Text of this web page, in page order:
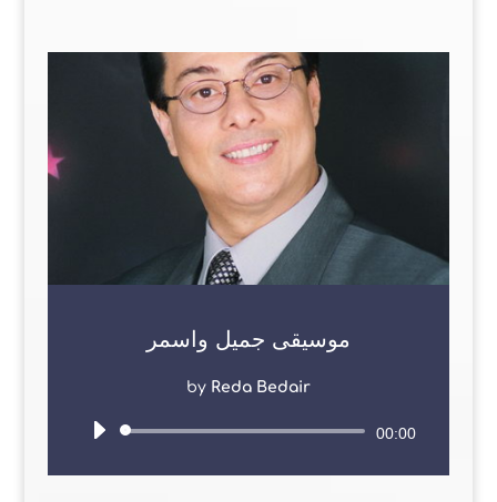
موسيقى جميل واسمر
by Reda Bedair
Audio
00:00